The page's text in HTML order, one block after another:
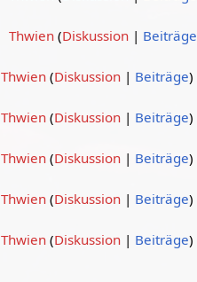
Thwien Diskussion Beiträge
Thwien Diskussion Beiträge
Thwien Diskussion Beiträge
Thwien Diskussion Beiträge
Thwien Diskussion Beiträge
Thwien Diskussion Beiträge